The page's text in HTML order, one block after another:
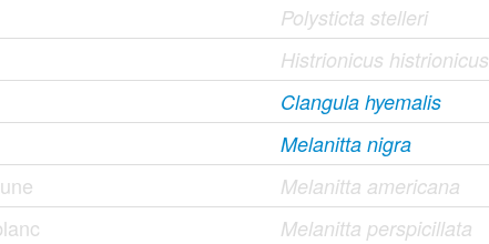
Polysticta stelleri
Histrionicus histrionicus
Clangula hyemalis
Melanitta nigra
Melanitta americana
Melanitta perspicillata